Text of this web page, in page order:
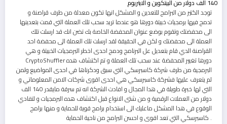
توجد الكتير من البرامج للتعدين و المشكل انها تكون معدلة من طرف قراصنة و
تدمج فيها برمجيات خبيتة دورها هو عندما تريد سحب تلك العملة التي قمت بتعدينها
الى محفضتك وتقوم بوضع عنوان المحفضة الخاصة بك تضن انك قد ارسلت تلك
العملة الى محفضتك و لكن في الحقيقة لقد ارسلت تلك العملة الى محفضة احد
القراصنة الدي قام بتعديل عل البرنامج ودمج احدى اخطر البرمجيات الخبيتة و هي
CryptoShuffler دورها تغيير المحفضة عند سحب تلك العملة و تم اكتشاف هده
البرمجية من طرف شركة كاسبرسكي التي سبق ودكرناها في احدى المواضيع ولمن
لم يتعرف عليها فشركة كاسبرسكي هي احدى اقوى شركات الامن المعلوماتي و
التي لها خبرة طويلة في هدا المجال و افادت الشركة انه تم سرقة مايقدر 140 الف
دولار من العملات الرقمية و من شتى الانواع قبل اكتشاف هده البرمجيات و لتفادي
الوقوع في هدا المشكل ماعليك الى استخدام برامج قوية للحماية و منها برامج
كاسبرسكي التي تعد اقوى و احسن البرامج من ناحية الحماية .